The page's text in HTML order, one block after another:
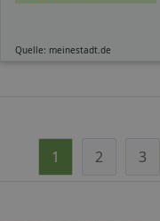
Quelle: meinestadt.de
1 2 3